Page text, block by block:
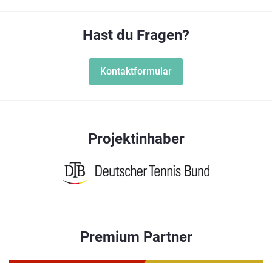
Hast du Fragen?
Kontaktformular
Projektinhaber
Premium Partner